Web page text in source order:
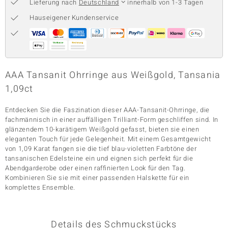
Classics
Lieferung nach Deutschland
innerhalb von 1-3 Tagen
Hauseigener Kundenservice
AAA Tansanit Ohrringe aus Weißgold, Tansania
1,09ct
Entdecken Sie die Faszination dieser AAA-Tansanit-Ohrringe, die
fachmännisch in einer auffälligen Trilliant-Form geschliffen sind. In
glänzendem 10-karätigem Weißgold gefasst, bieten sie einen
eleganten Touch für jede Gelegenheit. Mit einem Gesamtgewicht
von 1,09 Karat fangen sie die tief blau-violetten Farbtöne der
tansanischen Edelsteine ein und eignen sich perfekt für die
Abendgarderobe oder einen raffinierten Look für den Tag.
Kombinieren Sie sie mit einer passenden Halskette für ein
komplettes Ensemble.
Details des Schmuckstücks